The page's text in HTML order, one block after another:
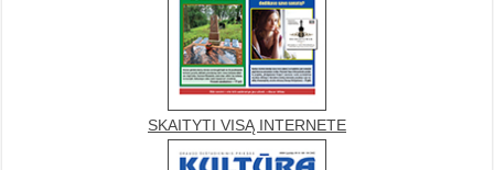
SKAITYTI VISĄ INTERNETE